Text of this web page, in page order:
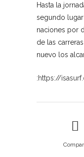
Hasta la
segundo
naciones por
de las
nuevo los
:https://